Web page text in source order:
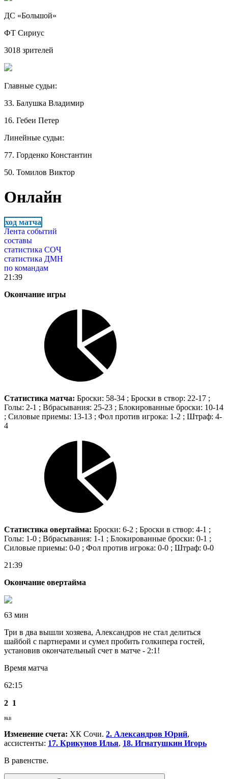
ДС «Большой»
ФТ Сириус
3018 зрителей
Главные судьи:
33. Балушка Владимир
16. Гебеи Петер
Линейные судьи:
77. Горденко Константин
50. Томилов Виктор
Онлайн
ход матча
Лента событий
составы
статистика СОЧ
статистика ДМН
по командам
21:39
Окончание игры
Статистика матча: Броски: 58-34 ; Броски в створ: 22-17 ;
Голы: 2-1 ; Вбрасывания: 25-23 ; Блокированные броски: 10-14
; Силовые приемы: 13-13 ; Фол против игрока: 1-2 ; Штраф: 4-
4
Статистика овертайма: Броски: 6-2 ; Броски в створ: 4-1 ;
Голы: 1-0 ; Вбрасывания: 1-1 ; Блокированные броски: 0-1 ;
Силовые приемы: 0-0 ; Фол против игрока: 0-0 ; Штраф: 0-0
21:39
Окончание овертайма
63 мин
Три в два вышли хозяева, Александров не стал делиться
шайбой с партнерами и сумел пробить голкипера гостей,
установив окончательный счет в матче - 2:1!
Время матча
62:15
2 1
РАВ
Изменение счета: ХК Сочи. 2. Александров Юрий,
ассистенты: 17. Крикунов Илья, 18. Игнатушкин Игорь
В равенстве.